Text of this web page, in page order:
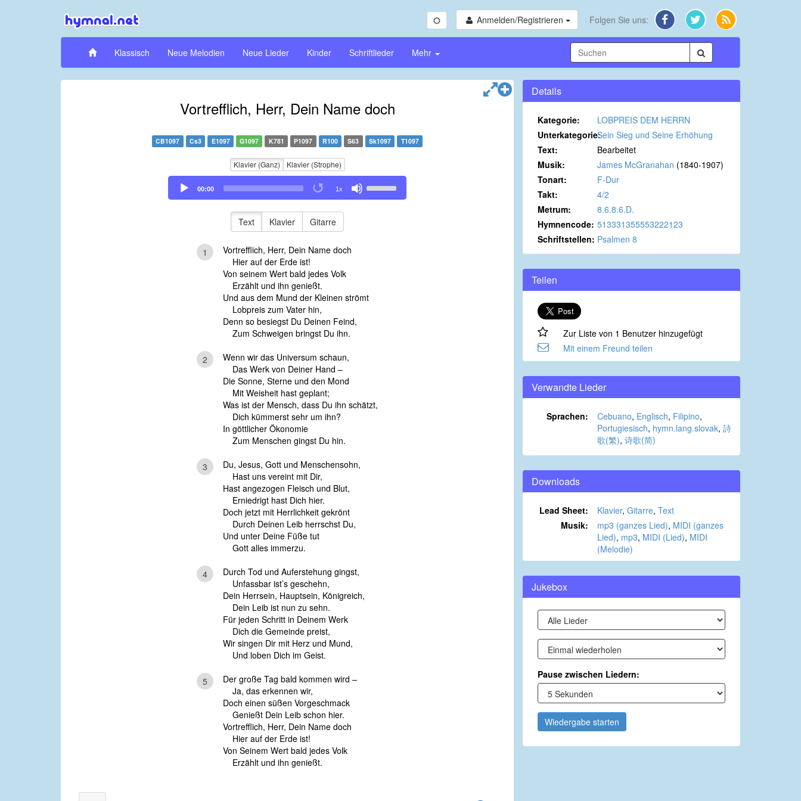
Anmelden/Registrieren Folgen Sie uns:
Klassisch Neue Melodien Neue Lieder Kinder Schriftlieder Mehr
Vortrefflich, Herr, Dein Name doch
CB1097 Cs3 E1097 G1097 K781 P1097 R100 S63 Sk1097 T1097
Klavier (Ganz) Klavier (Strophe)
Audio
Player
00:00 1x
Up/Down
Text Klavier Gitarre
1
Vortrefflich, Herr, Dein Name doch
Hier auf der Erde ist!
Von seinem Wert bald jedes Volk
Erzählt und ihn genießt.
Und aus dem Mund der Kleinen strömt
Lobpreis zum Vater hin,
Denn so besiegst Du Deinen Feind,
Zum Schweigen bringst Du ihn.
2
Wenn wir das Universum schaun,
Das Werk von Deiner Hand –
Die Sonne, Sterne und den Mond
Mit Weisheit hast geplant;
Was ist der Mensch, dass Du ihn schätzt,
Dich kümmerst sehr um ihn?
In göttlicher Ökonomie
Zum Menschen gingst Du hin.
3
Du, Jesus, Gott und Menschensohn,
Hast uns vereint mit Dir,
Hast angezogen Fleisch und Blut,
Erniedrigt hast Dich hier.
Doch jetzt mit Herrlichkeit gekrönt
Durch Deinen Leib herrschst Du,
Und unter Deine Füße tut
Gott alles immerzu.
4
Durch Tod und Auferstehung gingst,
Unfassbar ist’s geschehn,
Dein Herrsein, Hauptsein, Königreich,
Dein Leib ist nun zu sehn.
Für jeden Schritt in Deinem Werk
Dich die Gemeinde preist,
Wir singen Dir mit Herz und Mund,
Und loben Dich im Geist.
5
Der große Tag bald kommen wird –
Ja, das erkennen wir,
Doch einen süßen Vorgeschmack
Genießt Dein Leib schon hier.
Vortrefflich, Herr, Dein Name doch
Hier auf der Erde ist!
Von Seinem Wert bald jedes Volk
Erzählt und ihn genießt.
Details
Kategorie:
LOBPREIS DEM HERRN
Unterkategorie:Sein Sieg und Seine Erhöhung
Text:
Bearbeitet
Musik:
James McGranahan (1840-1907)
Tonart:
F-Dur
Takt:
4/2
Metrum:
8.6.8.6.D.
Hymnencode: 513331355553222123
Schriftstellen: Psalmen 8
Teilen
Zur Liste von 1 Benutzer hinzugefügt
Mit einem Freund teilen
Verwandte Lieder
Sprachen: Cebuano, Englisch, Filipino,
Portugiesisch, hymn.lang.slovak, 詩
歌(繁), 诗歌(简)
Downloads
Lead Sheet: Klavier, Gitarre, Text
Musik:
mp3 (ganzes Lied), MIDI (ganzes
Lied), mp3, MIDI (Lied), MIDI
(Melodie)
Jukebox
Pause zwischen Liedern:
Wiedergabe starten